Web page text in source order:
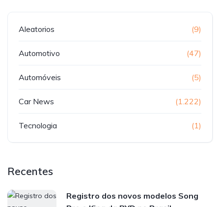
Aleatorios (9)
Automotivo (47)
Automóveis (5)
Car News (1.222)
Tecnologia (1)
Recentes
Registro dos novos modelos Song